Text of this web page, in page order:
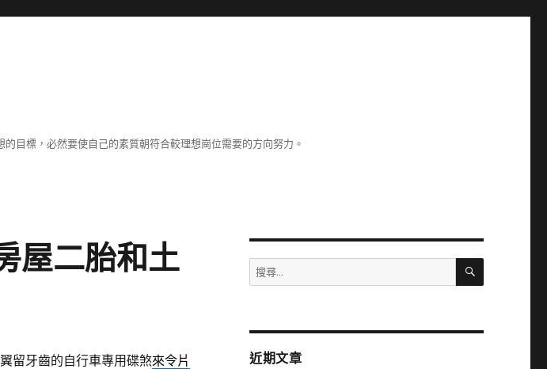
目標，必然要使自己的素質朝符合較理想崗位需要的方向努力。
屋二胎和土
留牙齒的自行車專用碟煞來令片
搜
尋
字:
搜
近期文章